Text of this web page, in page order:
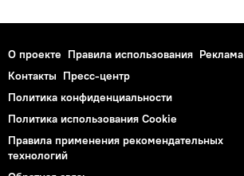
О проекте Правила использования Реклама
Контакты Пресс-центр
Политика конфиденциальности
Политика использования Cookie
Правила применения рекомендательных
технологий